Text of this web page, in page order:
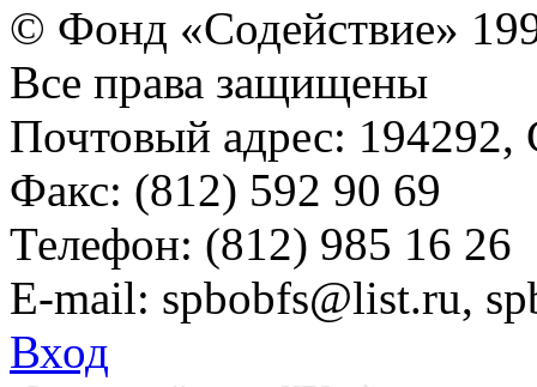
© Фонд «Содействие»
Все права защищены
Почтовый адрес: 194292,
Факс: (812) 592 90 69
Телефон: (812) 985 16 26
E-mail: spbobfs@list.ru,
Вход